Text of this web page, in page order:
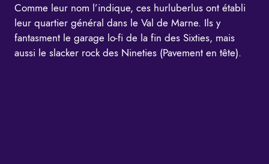
Comme leur nom l’indique, ces hurluberlus ont établi
leur quartier général dans le Val de Marne. Ils y
fantasment le garage lo-fi de la fin des Sixties, mais
aussi le slacker rock des Nineties (Pavement en tête).